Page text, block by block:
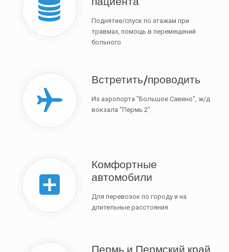
Поднятие/спуск по этажам при
травмах, помощь в перемещений
больного
Встретить/проводить
Из аэропорта "Большое Савино", ж/д
вокзала "Пермь 2"
Комфортные
автомобили
Для перевозок по городу и на
длительные расстояния
Пермь и Пермский край